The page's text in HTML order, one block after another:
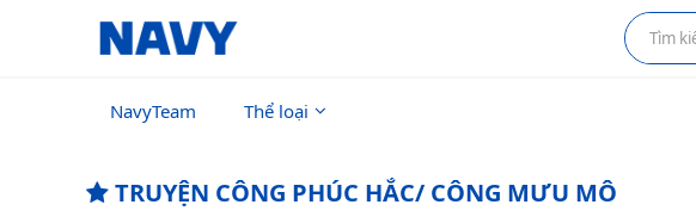
NavyTeam Thể loại
TRUYỆN CÔNG PHÚC HẮC/ CÔNG MƯU MÔ